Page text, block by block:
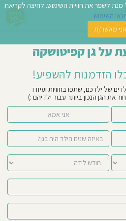
על גן קפיטושקה
הזדמנות להשפיע!
של ילדכם, שתפו בחוויות ועיזרו
את הגן הנכון ביותר עבור ילדיהם :)
אני אמא
לשפר את חוויית השימוש. לחיצה לקריאת
השימוש
אני מאשר/ת